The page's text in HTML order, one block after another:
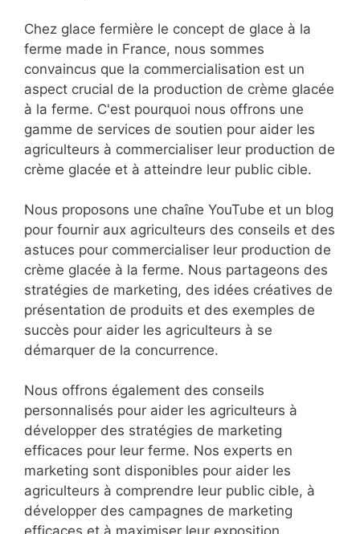
Chez glace fermière le concept de glace à la
ferme made in France, nous sommes
convaincus que la commercialisation est un
aspect crucial de la production de crème glacée
à la ferme. C'est pourquoi nous offrons une
gamme de services de soutien pour aider les
agriculteurs à commercialiser leur production de
crème glacée et à atteindre leur public cible.
Nous proposons une chaîne YouTube et un blog
pour fournir aux agriculteurs des conseils et des
astuces pour commercialiser leur production de
crème glacée à la ferme. Nous partageons des
stratégies de marketing, des idées créatives de
présentation de produits et des exemples de
succès pour aider les agriculteurs à se
démarquer de la concurrence.
Nous offrons également des conseils
personnalisés pour aider les agriculteurs à
développer des stratégies de marketing
efficaces pour leur ferme. Nos experts en
marketing sont disponibles pour aider les
agriculteurs à comprendre leur public cible, à
développer des campagnes de marketing